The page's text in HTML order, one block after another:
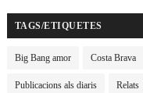
TAGS/ETIQUETES
Big Bang amor Costa Brava
Publicacions als diaris Relats